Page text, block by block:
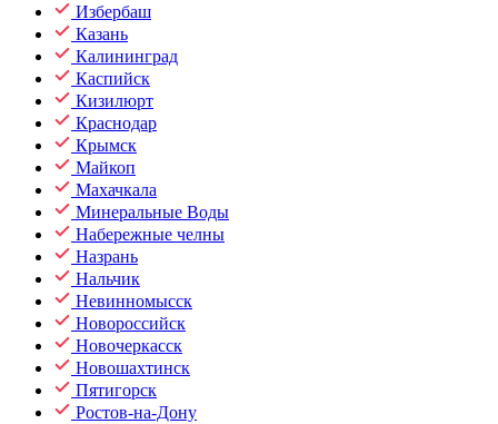
Избербаш
Казань
Калининград
Каспийск
Кизилюрт
Краснодар
Крымск
Майкоп
Махачкала
Минеральные Воды
Набережные челны
Назрань
Нальчик
Невинномысск
Новороссийск
Новочеркасск
Новошахтинск
Пятигорск
Ростов-на-Дону